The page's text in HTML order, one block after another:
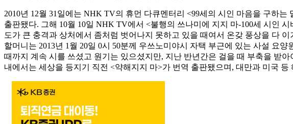
2010년 12월 31일에는 NHK TV의 휴먼 다큐멘터리 <99세의 시인 마음을 구하
출판됐다. 그해 10월 10일 NHK TV에서 <불행의 쓰나미에 지지 마-100세 시인
도가 큰 충격과 상처에서 좀처럼 벗어나지 못하고 있을 때여서 온갖 풍상을 다
할머니는 2013년 1월 20일 0시 50분께 우쓰노미야시 자택 부근에 있는 사설 요
때까지 계속 시를 쓰셨고 원기는 있으셨지만, 지난 반년간은 걸을 때 부축을 받
내에서는 세상을 등지기 직전 <약해지지 마>가 번역 출판됐으며, 대만과 미국